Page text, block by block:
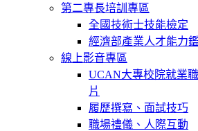
第二專長培訓專區
全國技術士技能檢定
經濟部產業人才能力
線上影音專區
UCAN大專校院就業
片
履歷撰寫、面試技巧
職場禮儀、人際互動